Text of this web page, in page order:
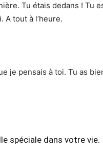
Tu étais dedans ! Tu
A tout à l’heure.
je pensais à toi. Tu as
spéciale dans votre vie.